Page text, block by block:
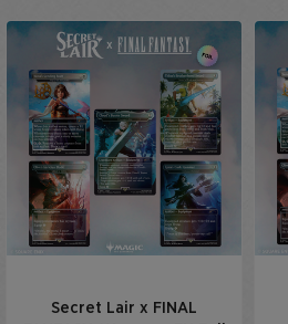
Secret Lair x FINAL